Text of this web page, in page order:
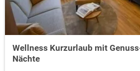
Wellness Kurzurlaub mit
Nächte